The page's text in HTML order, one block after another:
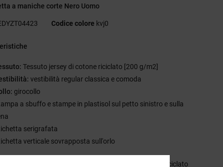
a maniche corte Nero Uomo
Codice colore kvj0
Tessuto jersey di cotone riciclato [200 g/m2]
vestibilità regular classica e comoda
girocollo
a sbuffo e stampe in plastisol sul petto sinistro e sulla
serigrafata
verticale sovrapposta sull'orlo
[Tessuto principale] 75% cotone, 25% cotone riciclato